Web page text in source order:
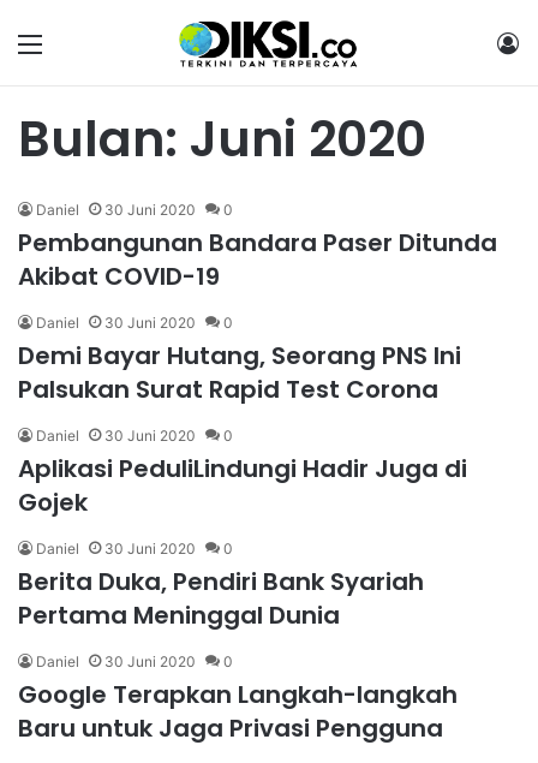
Bulan: Juni 2020
Daniel 30 Juni 2020 0
Pembangunan Bandara Paser Ditunda
Akibat COVID-19
Daniel 30 Juni 2020 0
Demi Bayar Hutang, Seorang PNS Ini
Palsukan Surat Rapid Test Corona
Daniel 30 Juni 2020 0
Aplikasi PeduliLindungi Hadir Juga di
Gojek
Daniel 30 Juni 2020 0
Berita Duka, Pendiri Bank Syariah
Pertama Meninggal Dunia
Daniel 30 Juni 2020 0
Google Terapkan Langkah-langkah
Baru untuk Jaga Privasi Pengguna